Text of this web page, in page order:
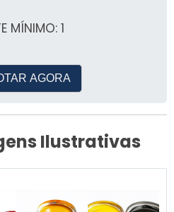
MÍNIMO: 1
AGORA
Ilustrativas